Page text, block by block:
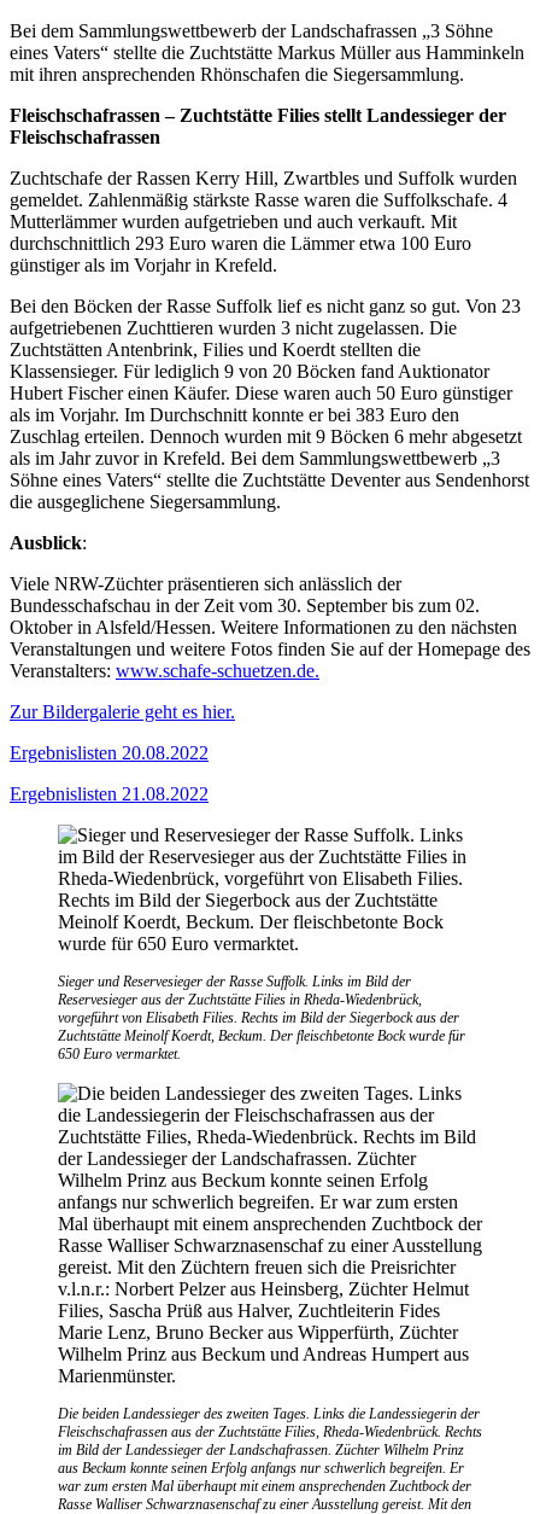
Bei dem Sammlungswettbewerb der Landschafrassen „3 Söhne
eines Vaters“ stellte die Zuchtstätte Markus Müller aus Hamminkeln
mit ihren ansprechenden Rhönschafen die Siegersammlung.
Fleischschafrassen – Zuchtstätte Filies stellt Landessieger der
Fleischschafrassen
Zuchtschafe der Rassen Kerry Hill, Zwartbles und Suffolk wurden
gemeldet. Zahlenmäßig stärkste Rasse waren die Suffolkschafe. 4
Mutterlämmer wurden aufgetrieben und auch verkauft. Mit
durchschnittlich 293 Euro waren die Lämmer etwa 100 Euro
günstiger als im Vorjahr in Krefeld.
Bei den Böcken der Rasse Suffolk lief es nicht ganz so gut. Von 23
aufgetriebenen Zuchttieren wurden 3 nicht zugelassen. Die
Zuchtstätten Antenbrink, Filies und Koerdt stellten die
Klassensieger. Für lediglich 9 von 20 Böcken fand Auktionator
Hubert Fischer einen Käufer. Diese waren auch 50 Euro günstiger
als im Vorjahr. Im Durchschnitt konnte er bei 383 Euro den
Zuschlag erteilen. Dennoch wurden mit 9 Böcken 6 mehr abgesetzt
als im Jahr zuvor in Krefeld. Bei dem Sammlungswettbewerb „3
Söhne eines Vaters“ stellte die Zuchtstätte Deventer aus Sendenhorst
die ausgeglichene Siegersammlung.
Ausblick:
Viele NRW-Züchter präsentieren sich anlässlich der
Bundesschafschau in der Zeit vom 30. September bis zum 02.
Oktober in Alsfeld/Hessen. Weitere Informationen zu den nächsten
Veranstaltungen und weitere Fotos finden Sie auf der Homepage des
Veranstalters: www.schafe-schuetzen.de.
Zur Bildergalerie geht es hier.
Ergebnislisten 20.08.2022
Ergebnislisten 21.08.2022
Sieger und Reservesieger der Rasse Suffolk. Links im Bild der
Reservesieger aus der Zuchtstätte Filies in Rheda-Wiedenbrück,
vorgeführt von Elisabeth Filies. Rechts im Bild der Siegerbock aus der
Zuchtstätte Meinolf Koerdt, Beckum. Der fleischbetonte Bock wurde für
650 Euro vermarktet.
Die beiden Landessieger des zweiten Tages. Links die Landessiegerin der
Fleischschafrassen aus der Zuchtstätte Filies, Rheda-Wiedenbrück. Rechts
im Bild der Landessieger der Landschafrassen. Züchter Wilhelm Prinz
aus Beckum konnte seinen Erfolg anfangs nur schwerlich begreifen. Er
war zum ersten Mal überhaupt mit einem ansprechenden Zuchtbock der
Rasse Walliser Schwarznasenschaf zu einer Ausstellung gereist. Mit den